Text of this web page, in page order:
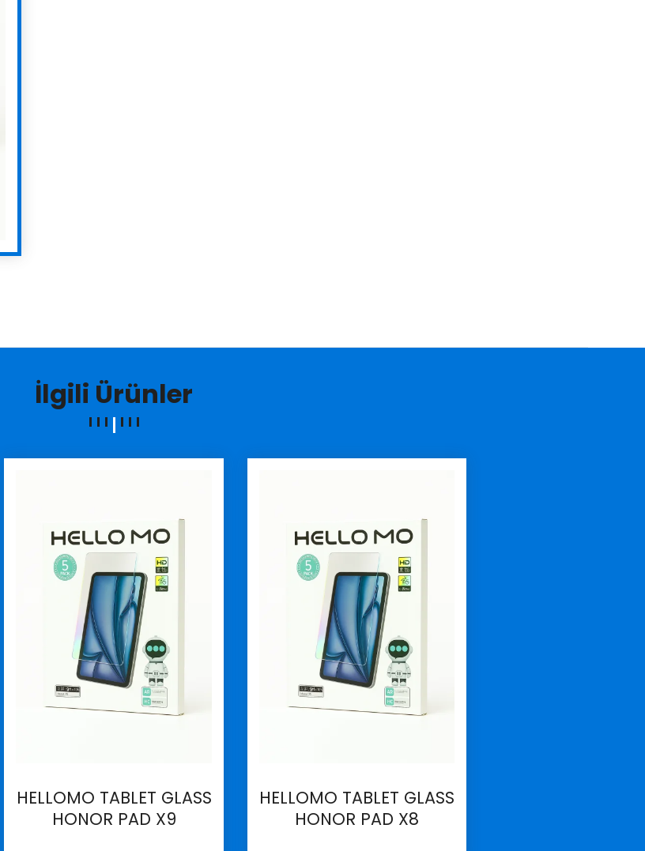
İlgili Ürünler
HELLOMO TABLET GLASS
HONOR PAD X9
HELLOMO TABLET GLASS
HONOR PAD X8